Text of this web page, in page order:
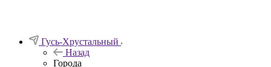
Гусь-Хрустальный
Назад
Города